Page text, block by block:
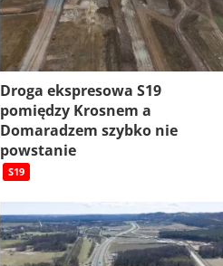
Droga ekspresowa S19
pomiędzy Krosnem a
Domaradzem szybko nie
powstanie
S19